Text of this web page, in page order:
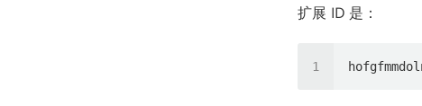
扩展 ID 是：